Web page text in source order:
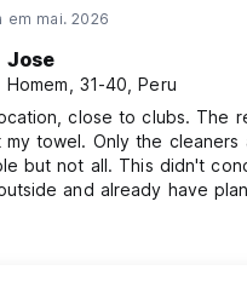
em mai. 2026
Jose
Homem, 31-40, Peru
close to clubs. The
towel. Only the
but not all. This didn't
and already have